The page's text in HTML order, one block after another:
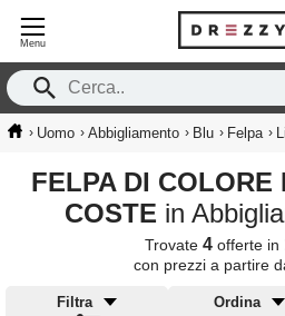
Menu
› Uomo › Abbigliamento › Blu › Felpa ›
FELPA DI COLORE BLU IN LINO A
COSTE in
Trovate 4 offerte in
con prezzi a partire
Filtra
Ordina